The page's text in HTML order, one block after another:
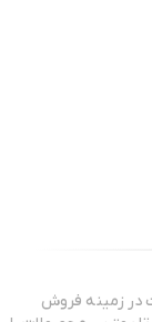
از سابقه 5 سال فعالیت در زمینه فروش